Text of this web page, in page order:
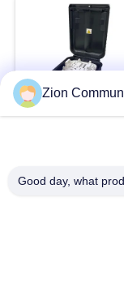
Zion
Good day, what